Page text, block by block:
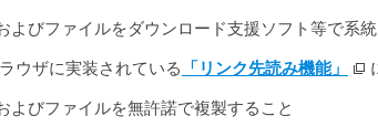
よびファイルをダウンロード支援ソフト等で系
ウザに実装されている 「リンク先読み機能」
よびファイルを無許諾で複製すること